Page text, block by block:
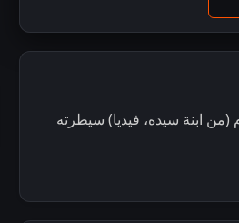
ابنة سيده، فيديا) سيطرته